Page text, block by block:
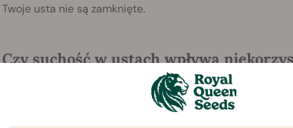
Twoje usta nie są zamknięte.
Czy suchość w ustach wpływa
Tak więc, czy suchość w ustach jest zła dla Twojego
może doprowadzić do odczuwalnych problemów. Na
dłuższy okres czasu, co może pogorszyć Twój nastrój i